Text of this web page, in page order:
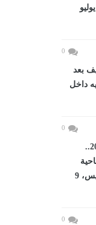
خلال الأسبوع الجارياليوم السبت، 25 يوليو
0
بعد
داخل
0
طقس الخميس 9 يوليو 2026..
والأرصاد تكشف درجات...اليوم الخميس، 9
0